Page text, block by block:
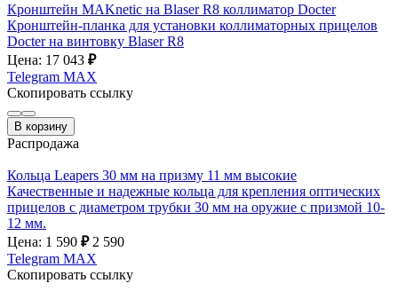
Кронштейн MAKnetic на Blaser R8 коллиматор Docter
Кронштейн-планка для установки коллиматорных прицелов
Docter на винтовку Blaser R8
Цена: 17 043 ₽
Telegram MAX
Скопировать ссылку
В корзину
Распродажа
Кольца Leapers 30 мм на призму 11 мм высокие
Качественные и надежные кольца для крепления оптических
прицелов с диаметром трубки 30 мм на оружие с призмой 10-
12 мм.
Цена: 1 590 ₽ 2 590
Telegram MAX
Скопировать ссылку